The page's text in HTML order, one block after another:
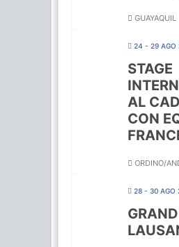
GUAYAQUIL
24 - 29 AGO
STAGE
AL
CON
ORDINO/
28 - 30 AGO